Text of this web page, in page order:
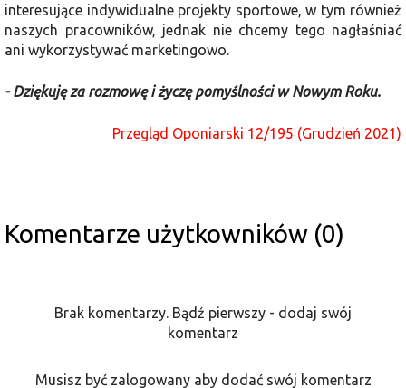
interesujące indywidualne projekty sportowe, w tym również
naszych pracowników, jednak nie chcemy tego nagłaśniać
ani wykorzystywać marketingowo.
- Dziękuję za rozmowę i życzę pomyślności w Nowym Roku.
Przegląd Oponiarski 12/195 (Grudzień 2021)
Komentarze użytkowników (0)
Brak komentarzy. Bądź pierwszy - dodaj swój
komentarz
Musisz być zalogowany aby dodać swój komentarz